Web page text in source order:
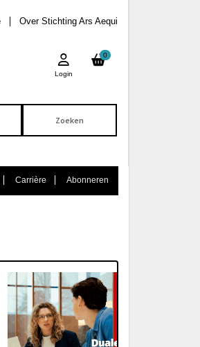
Over Stichting Ars Aequi
0
Login
Carrière Abonneren